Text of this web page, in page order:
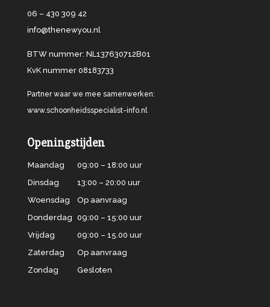
06 – 430 309 42
info@thenewyou.nl
BTW nummer: NL137630712B01
KvK nummer 08183733
Partner waar we mee samenwerken:
www.schoonheidsspecialist-info.nl
Openingstijden
Maandag
09:00 – 18:00 uur
Dinsdag
13:00 – 20:00 uur
Woensdag
Op aanvraag
Donderdag 09:00 – 15:00 uur
Vrijdag
09:00 – 15.00 uur
Zaterdag
Op aanvraag
Zondag
Gesloten